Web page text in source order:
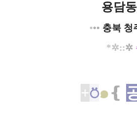
용담
••• 충북 청
*✲::✲
+⍥๑❴